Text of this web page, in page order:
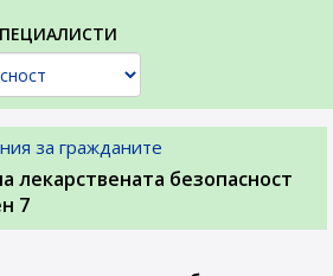
за гражданите
лекарствената безопасност
7